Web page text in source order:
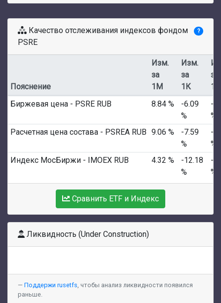
Качество отслеживания индексов фондом
PSRE
?
Пояснение
Изм.
за
1M
Изм.
за
1К
за
1Г
Биржевая цена - PSRE RUB
8.84 %
-6.09
%
-
%
Расчетная цена состава - PSREA RUB 9.06 %
-7.59
%
-
%
Индекс МосБиржи - IMOEX RUB
4.32 %
-12.18
%
-
%
Сравнить ETF и Индекс
Ликвидность (Under Construction)
Поддержи rusetfs, чтобы анализ ликвидности появился
раньше.